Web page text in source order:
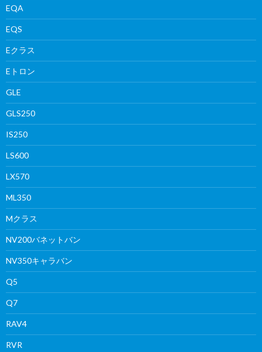
EQA
EQS
Eクラス
Eトロン
GLE
GLS250
IS250
LS600
LX570
ML350
Mクラス
NV200バネットバン
NV350キャラバン
Q5
Q7
RAV4
RVR